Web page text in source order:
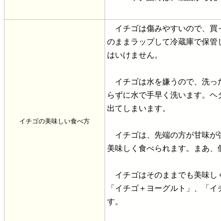
イチゴの美味しい食べ方
イチゴは傷みやすいので、買
のままラップして冷蔵庫で保
はいけません。
イチゴは水を嫌うので、洗っ
らずに水で手早く洗います。
出てしまいます。
イチゴは、先端の方が甘味が
美味しく食べられます。まあ
イチゴはそのままでも美味し
「イチゴ＋ヨーグルト」、「
す。